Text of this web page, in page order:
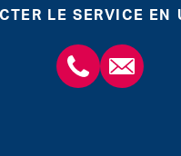
LE SERVICE EN
+3243554120